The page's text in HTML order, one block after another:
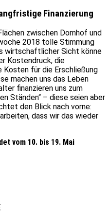
Finanzierung
zwischen Domhof und
2018 tolle Stimmung
wirtschaftlicher Sicht könne
Kostendruck, die
Kosten für die Erschließung
machen uns das Leben
finanzieren uns zum
Ständen“ – diese seien aber
den Blick nach vorne:
dass wir das wieder
vom 10. bis 19. Mai